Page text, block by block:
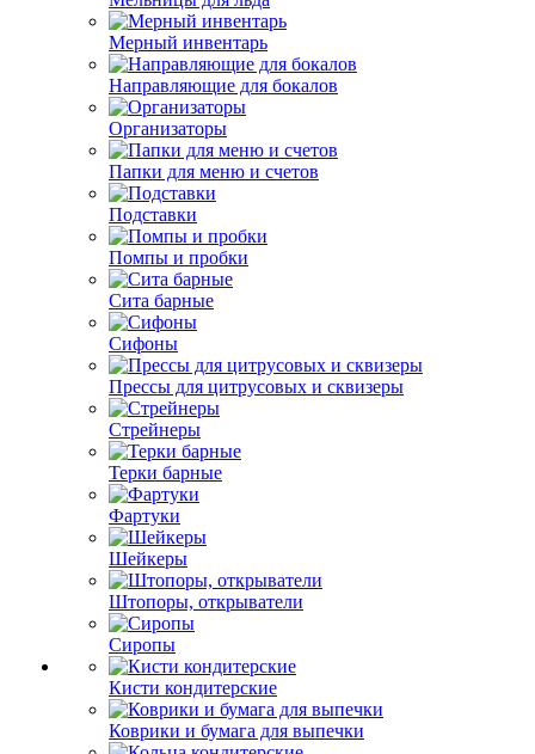
Мерный инвентарь
Направляющие для бокалов
Организаторы
Папки для меню и счетов
Подставки
Помпы и пробки
Сита барные
Сифоны
Прессы для цитрусовых и сквизеры
Стрейнеры
Терки барные
Фартуки
Шейкеры
Штопоры, открыватели
Сиропы
Кисти кондитерские
Коврики и бумага для выпечки